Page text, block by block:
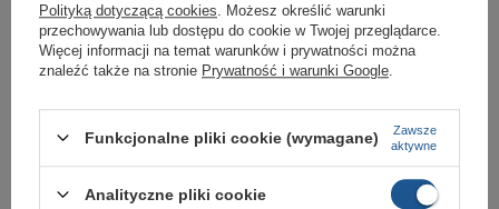
Marka Puma
Symbol 365077 17
Kolor
pomarańczowy
Materiał zewnętrzny
Polityką dotyczącą cookies . Możesz określić warunki
przechowywania lub dostępu do cookie w Twojej przeglądarce.
Więcej informacji na temat warunków i prywatności można
znaleźć także na stronie Prywatność i warunki Google
Funkcjonalne pliki cookie (wymagane)
Zawsze
aktywne
Analityczne pliki cookie